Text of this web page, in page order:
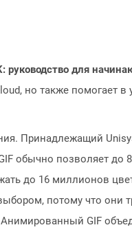
руководство для
но также помогает
Принадлежащий
обычно позволяет до
до 16 миллионов
потому что они
GIF